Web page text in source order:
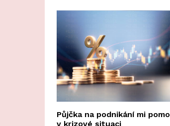
Půjčka na podnikání mi
v krizové situaci